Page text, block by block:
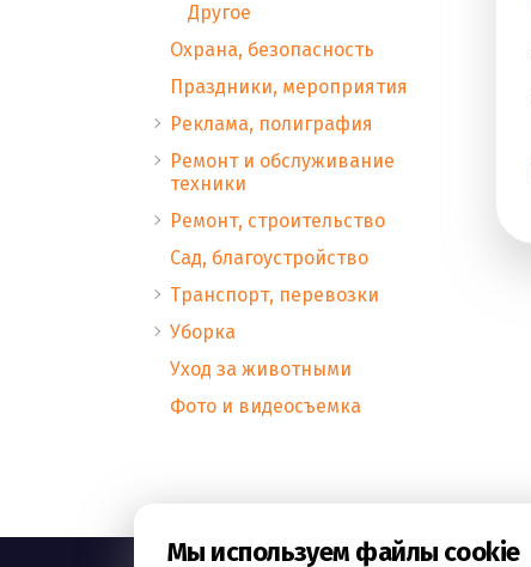
Другое
Охрана, безопасность
Праздники, мероприятия
Реклама, полиграфия
Ремонт и обслуживание
техники
Ремонт, строительство
Сад, благоустройство
Транспорт, перевозки
Уборка
Уход за животными
Фото и видеосъемка
Мы используем файлы cookie